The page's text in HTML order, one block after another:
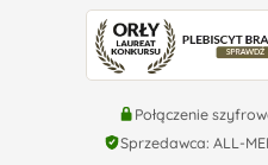
Połączenie
Sprzedawca: ALL-